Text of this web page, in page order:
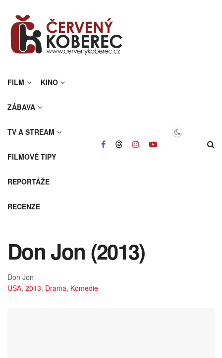
FILM KINO
ZÁBAVA
TV A STREAM
FILMOVÉ TIPY
REPORTÁŽE
RECENZE
Don Jon (2013)
Don Jon
USA, 2013, Drama, Komedie